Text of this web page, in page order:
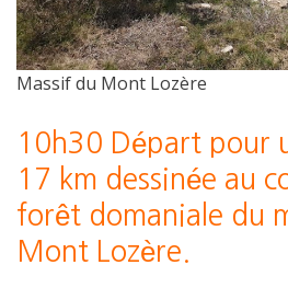
Massif du Mont Lozère
10h30 Départ pour
17 km dessinée au
forêt domaniale du
Mont Lozère.